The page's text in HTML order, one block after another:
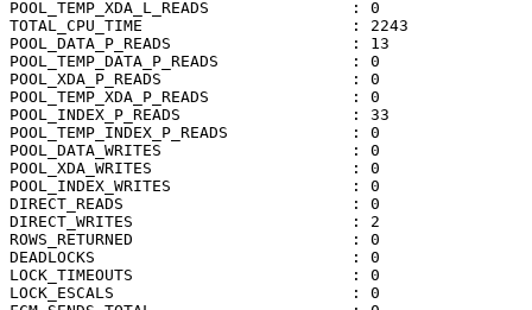
POOL_TEMP_XDA_L_READS               : 0
TOTAL_CPU_TIME                      : 2243
POOL_DATA_P_READS                   : 13
POOL_TEMP_DATA_P_READS              : 0
POOL_XDA_P_READS                    : 0
POOL_TEMP_XDA_P_READS               : 0
POOL_INDEX_P_READS                  : 33
POOL_TEMP_INDEX_P_READS             : 0
POOL_DATA_WRITES                    : 0
POOL_XDA_WRITES                     : 0
POOL_INDEX_WRITES                   : 0
DIRECT_READS                        : 0
DIRECT_WRITES                       : 2
ROWS_RETURNED                       : 0
DEADLOCKS                           : 0
LOCK_TIMEOUTS                       : 0
LOCK_ESCALS                         : 0